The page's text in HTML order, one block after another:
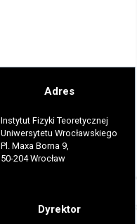
Adres
Instytut Fizyki Teoretycznej
Uniwersytetu Wrocławskiego
Pl. Maxa Borna 9,
50-204 Wrocław
Dyrektor